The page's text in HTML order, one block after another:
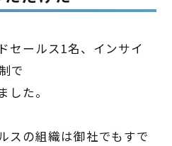
セールス1名、インサイ
で
した。
スの組織は御社でもすで